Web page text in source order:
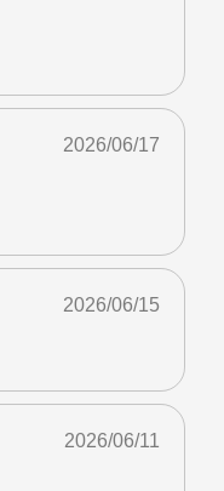
2026/06/17
2026/06/15
2026/06/11